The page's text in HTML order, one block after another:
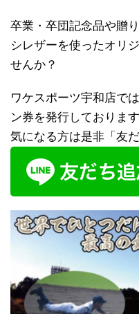
卒業・卒団記念品や贈
シレザーを使ったオリ
せんか？
ワケスポーツ宇和店で
ン券を発行しております
気になる方は是非「友